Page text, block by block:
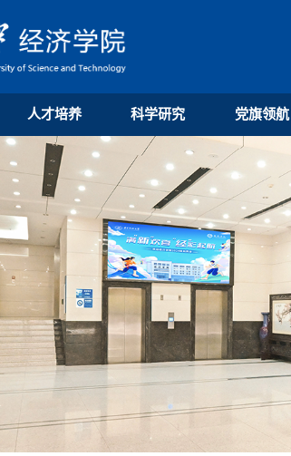
人才培养 科学研究 党旗领航